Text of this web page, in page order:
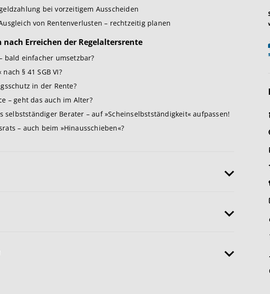
bei vorzeitigem Ausscheiden
von Rentenverlusten – rechtzeitig planen
nach Erreichen der Regelaltersrente
bald einfacher umsetzbar?
§ 41 SGB VI?
in der Rente?
– geht das auch im Alter?
selbstständiger Berater – auf »Scheinselbstständigkeit« aufpassen!
– auch beim »Hinausschieben«?